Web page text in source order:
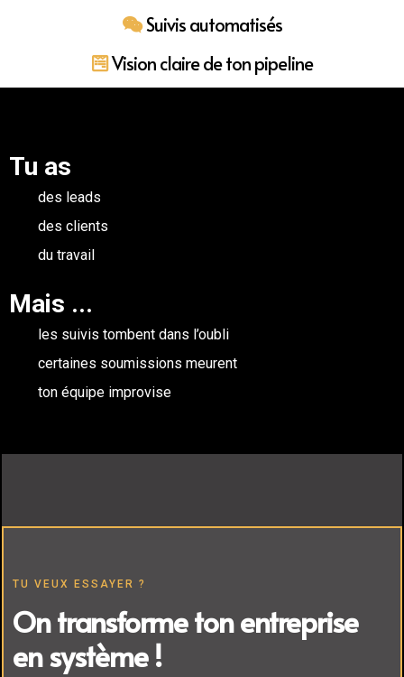
Suivis automatisés
Vision claire de ton pipeline
Tu as
des leads
des clients
du travail
Mais ...
les suivis tombent dans l’oubli
certaines soumissions meurent
ton équipe improvise
TU VEUX ESSAYER ?
On transforme ton entreprise
en système !